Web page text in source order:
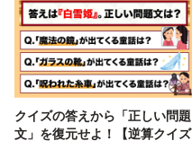
クイズの答えから「正しい問題
文」を復元せよ！【逆算クイズ